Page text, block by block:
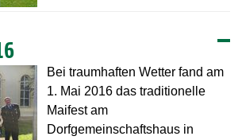
Bei traumhaften Wetter fand am
1. Mai 2016 das traditionelle
Maifest am
Dorfgemeinschaftshaus in